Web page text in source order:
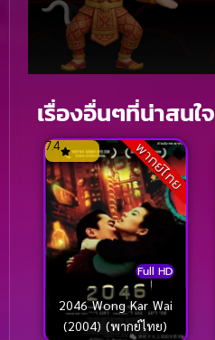
เรื่องอื่นๆที่น่าสนใจ
พากย์ไทย
Full HD
7.4
2046 Wong Kar Wai
(2004) (พากย์ไทย)